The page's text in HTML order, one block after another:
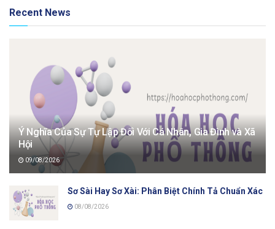
Recent News
Ý Nghĩa Của Sự Tự Lập Đối Với Cá Nhân, Gia Đình và Xã
Hội
09/08/2026
Sơ Sài Hay Sơ Xài: Phân Biệt Chính Tả Chuẩn Xác
08/08/2026